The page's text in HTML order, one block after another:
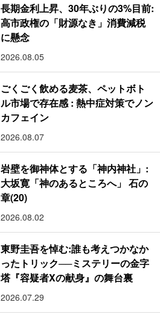
長期金利上昇、30年ぶりの3%目前:
高市政権の「財源なき」消費減税
に懸念
2026.08.05
ごくごく飲める麦茶、ペットボト
ル市場で存在感 : 熱中症対策でノン
カフェイン
2026.08.07
岩壁を御神体とする「神内神社」:
大坂寛「神のあるところへ」 石の
章(20)
2026.08.02
東野圭吾を悼む:誰も考えつかなか
ったトリック──ミステリーの金字
塔『容疑者Xの献身』の舞台裏
2026.07.29